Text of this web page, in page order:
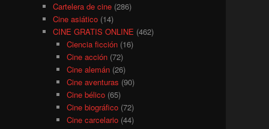
Cartelera de cine (286)
Cine asiático (14)
CINE GRATIS ONLINE (462)
Ciencia ficción(16)
Cine acción(72)
Cine alemán(26)
Cine aventuras (90)
Cine bélico(65)
Cine biográfico(72)
Cine carcelario(44)